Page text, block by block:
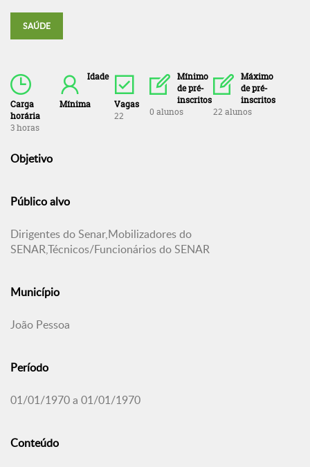
SAÚDE
Carga
horária
3 horas
Idade
Mínima
Vagas
22
Mínimo
de pré-
inscritos
0 alunos
Máximo
de pré-
inscritos
22 alunos
Objetivo
Público alvo
Dirigentes do Senar,Mobilizadores do
SENAR,Técnicos/Funcionários do SENAR
Município
João Pessoa
Período
01/01/1970 a 01/01/1970
Conteúdo